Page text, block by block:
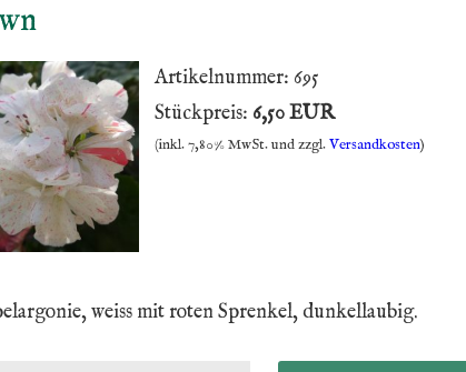
Artikelnummer: 695
Stückpreis: 6,50 EUR
(inkl. 7,80% MwSt. und zzgl.Versandkosten)
weiss mit roten Sprenkel, dunkellaubig.